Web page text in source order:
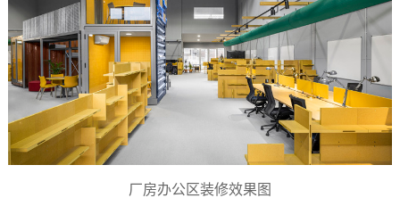
厂房办公区装修效果图